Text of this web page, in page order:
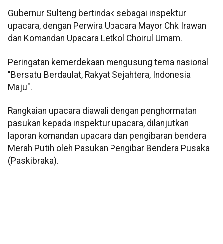
Gubernur Sulteng bertindak sebagai inspektur
upacara, dengan Perwira Upacara Mayor Chk Irawan
dan Komandan Upacara Letkol Choirul Umam.
Peringatan kemerdekaan mengusung tema nasional
"Bersatu Berdaulat, Rakyat Sejahtera, Indonesia
Maju".
Rangkaian upacara diawali dengan penghormatan
pasukan kepada inspektur upacara, dilanjutkan
laporan komandan upacara dan pengibaran bendera
Merah Putih oleh Pasukan Pengibar Bendera Pusaka
(Paskibraka).